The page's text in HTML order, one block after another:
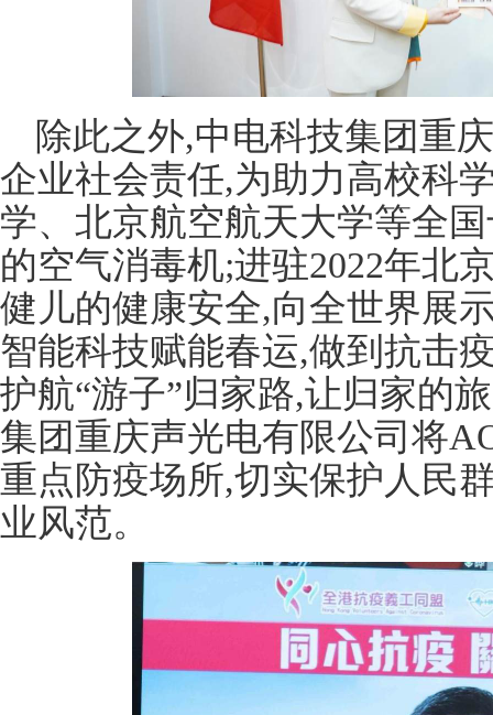
除此之外,中电科技集团重
企业社会责任,为助力高校科
学、北京航空航天大学等全
的空气消毒机;进驻2022年北
健儿的健康安全,向全世界展
智能科技赋能春运,做到抗击
护航“游子”归家路,让归家的
集团重庆声光电有限公司将
重点防疫场所,切实保护人民
业风范。